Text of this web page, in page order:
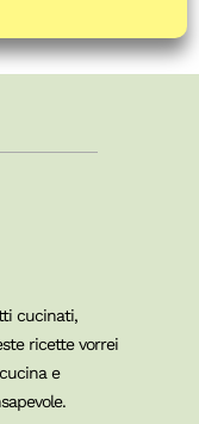
cucinati,
ricette vorrei
e